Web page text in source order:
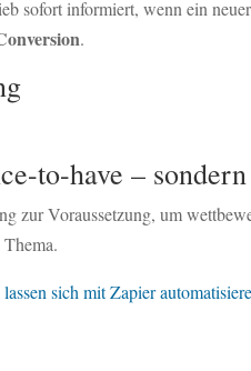
sofort informiert, wenn ein
.
to-have –
zur Voraussetzung, um
sich mit Zapier